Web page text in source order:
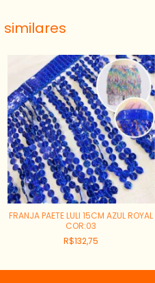
similares
FRANJA PAETE LULI 15CM AZUL ROYAL
COR:03
R$132,75